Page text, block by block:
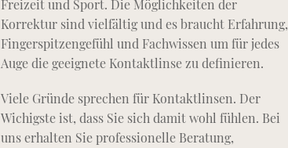
Freizeit und Sport. Die Möglichkeiten der
Korrektur sind vielfältig und es braucht Erfahrung,
Fingerspitzengefühl und Fachwissen um für jedes
Auge die geeignete Kontaktlinse zu definieren.
Viele Gründe sprechen für Kontaktlinsen. Der
Wichigste ist, dass Sie sich damit wohl fühlen. Bei
uns erhalten Sie professionelle Beratung,